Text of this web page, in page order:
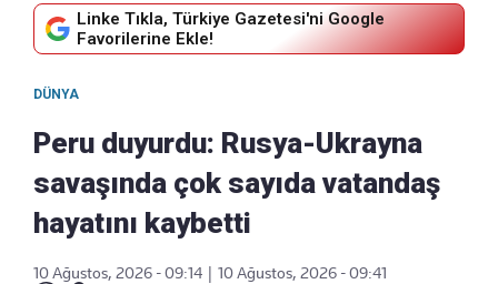
Linke Tıkla, Türkiye Gazetesi'ni Google
Favorilerine Ekle!
DÜNYA
Peru duyurdu: Rusya-Ukrayna
savaşında çok sayıda vatandaş
hayatını kaybetti
10 Ağustos, 2026 - 09:14
10 Ağustos, 2026 - 09:41